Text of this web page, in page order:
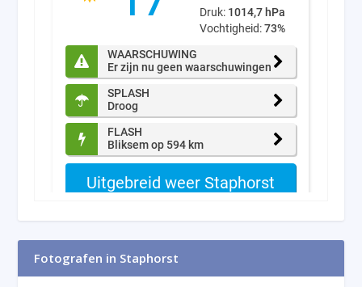
Fotografen in Staphorst